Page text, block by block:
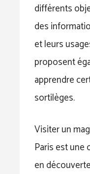
différents
des
et leurs
proposent
apprendre
sortilèges.
Visiter un
Paris est une
en